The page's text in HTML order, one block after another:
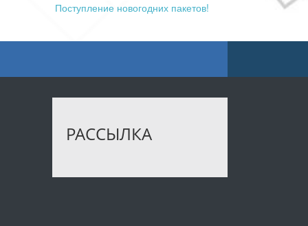
Поступление новогодних пакетов!
РАССЫЛКА